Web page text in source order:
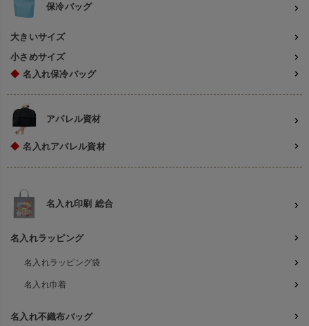
保冷バッグ
大きいサイズ
小さめサイズ
◆ 名入れ保冷バッグ
アパレル資材
◆ 名入れアパレル資材
名入れ印刷 総合
名入れラッピング
名入れラッピング袋
名入れ巾着
名入れ不織布バッグ